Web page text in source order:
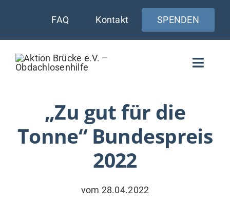
springen
FAQ Kontakt SPENDEN
Toggle
AKTUELLES
„Zu gut für die
Tonne“ Bundespreis
2022
vom 28.04.2022